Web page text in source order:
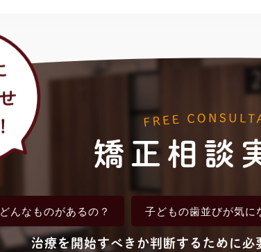
矯正相談
どんなものがあるの？ 子どもの歯並びが気に
治療を開始すべきか判断するために必